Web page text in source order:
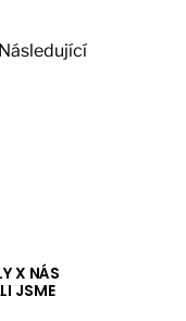
Následující
X NÁS
JSME